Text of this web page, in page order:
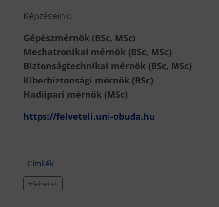
Képzéseink:
Gépészmérnök (BSc, MSc)
Mechatronikai mérnök (BSc, MSc)
Biztonságtechnikai mérnök (BSc, MSc)
Kiberbiztonsági mérnök (BSc)
Hadiipari mérnök (MSc)
https://felveteli.uni-obuda.hu
Címkék
#felvételi